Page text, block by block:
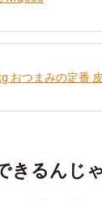
おつまみの定番
きるんじ